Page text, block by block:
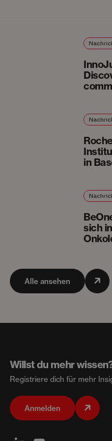
Alle ansehen
in
sich
Willst du mehr
Registriere dich für mehr
Anmelden